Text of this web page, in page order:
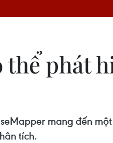
thể phát
mang đến
tích.